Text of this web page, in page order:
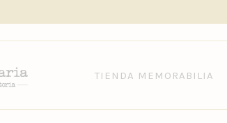
TIENDA MEMORABILIA